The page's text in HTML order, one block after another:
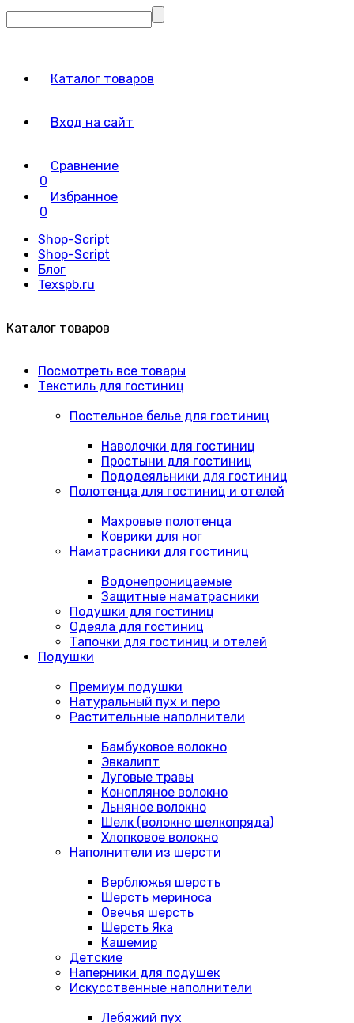
Каталог товаров
Вход на сайт
Сравнение
0
Избранное
0
Shop-Script
Shop-Script
Блог
Texspb.ru
Каталог товаров
Посмотреть все товары
Текстиль для гостиниц
Постельное белье для гостиниц
Наволочки для гостиниц
Простыни для гостиниц
Пододеяльники для гостиниц
Полотенца для гостиниц и отелей
Махровые полотенца
Коврики для ног
Наматрасники для гостиниц
Водонепроницаемые
Защитные наматрасники
Подушки для гостиниц
Одеяла для гостиниц
Тапочки для гостиниц и отелей
Подушки
Премиум подушки
Натуральный пух и перо
Растительные наполнители
Бамбуковое волокно
Эвкалипт
Луговые травы
Конопляное волокно
Льняное волокно
Шелк (волокно шелкопряда)
Хлопковое волокно
Наполнители из шерсти
Верблюжья шерсть
Шерсть мериноса
Овечья шерсть
Шерсть Яка
Кашемир
Детские
Наперники для подушек
Искусственные наполнители
Лебяжий пух